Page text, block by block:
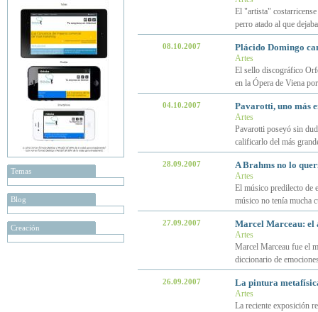
Temas
Blog
Creación
El "artista"
perro atado al que
08.10.2007 Plácido Domingo
Artes
El sello discográfico
en la Ópera de Viena
04.10.2007 Pavarotti, uno más
Artes
Pavarotti poseyó sin
calificarlo del más
28.09.2007 A Brahms no lo
Artes
El músico predilecto de
músico no tenía mucha
27.09.2007 Marcel Marceau: el
Artes
Marcel Marceau fue el
diccionario de
26.09.2007 La pintura
Artes
La reciente exposición